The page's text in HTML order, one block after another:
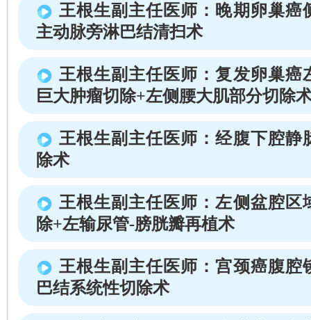
王根生副主任医师：晚期卵巢癌
主动脉旁淋巴结清扫术
王根生副主任医师：复发卵巢癌
巨大肿瘤切除+左侧腰大肌部分切除
王根生副主任医师：经腹下腔静
除术
王根生副主任医师：左侧盆腔区
除+左输尿管-膀胱瓣再植术
王根生副主任医师：宫颈癌腹腔
巴结系统性切除术